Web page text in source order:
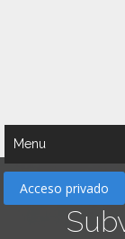
Menu
Acceso privado